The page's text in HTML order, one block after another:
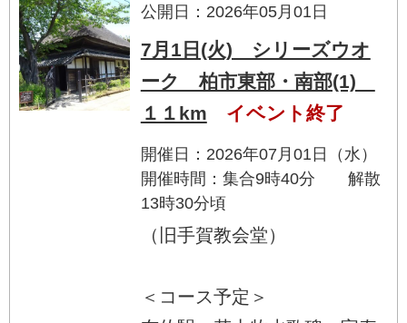
公開日：2026年05月01日
7月1日(火) シリーズウオ
ーク 柏市東部・南部(1)
１１km
イベント終了
開催日：2026年07月01日（水）
開催時間：集合9時40分 解散
13時30分頃
（旧手賀教会堂）
＜コース予定＞